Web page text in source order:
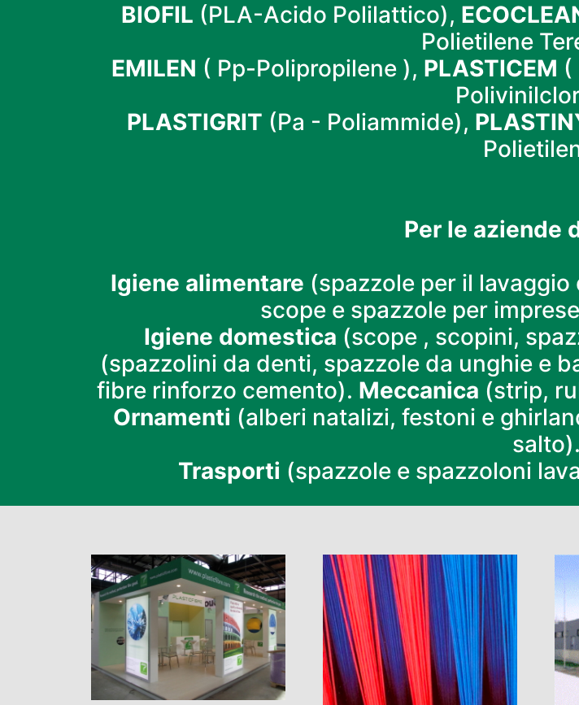
BIOFIL (PLA-Acido Polilattico),
Polietilene
EMILEN ( Pp-Polipropilene ), PLASTICEM (
PLASTIGRIT (Pa - Poliammide),
Per le aziende
Igiene alimentare (spazzole per il
scope e spazzole per
Igiene domestica (scope , scopini,
(spazzolini da denti, spazzole da unghie e
fibre rinforzo cemento). Meccanica (strip,
Ornamenti (alberi natalizi, festoni e
salto).
Trasporti (spazzole e spazzoloni